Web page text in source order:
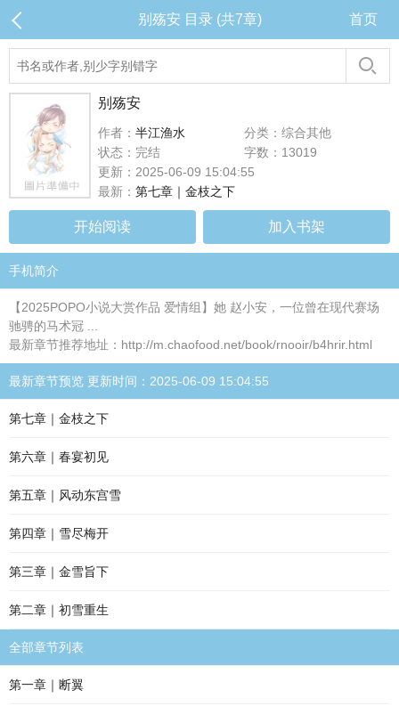
别殇安 目录 (共7章) 首页
别殇安
作者： 半江渔水
分类：综合其他
状态：完结
字数：13019
更新：2025-06-09 15:04:55
最新： 第七章｜金枝之下
开始阅读 加入书架
手机简介
【2025POPO小说大赏作品 爱情组】她 赵小安，一位曾在现代赛场
驰骋的马术冠 ...
最新章节推荐地址：http://m.chaofood.net/book/rnooir/b4hrir.html
最新章节预览 更新时间：2025-06-09 15:04:55
第七章｜金枝之下
第六章｜春宴初见
第五章｜风动东宫雪
第四章｜雪尽梅开
第三章｜金雪旨下
第二章｜初雪重生
全部章节列表
第一章｜断翼